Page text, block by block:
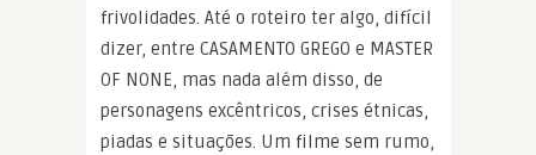
frivolidades. Até o roteiro ter algo, difícil
dizer, entre CASAMENTO GREGO e MASTER
OF NONE, mas nada além disso, de
personagens excêntricos, crises étnicas,
piadas e situações. Um filme sem rumo,